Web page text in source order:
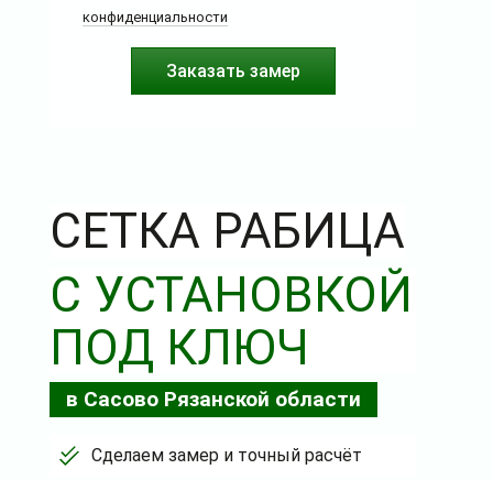
конфиденциальности
СЕТКА РАБИЦА
С УСТАНОВКОЙ
ПОД КЛЮЧ
в Сасово Рязанской области
Сделаем замер и точный расчёт